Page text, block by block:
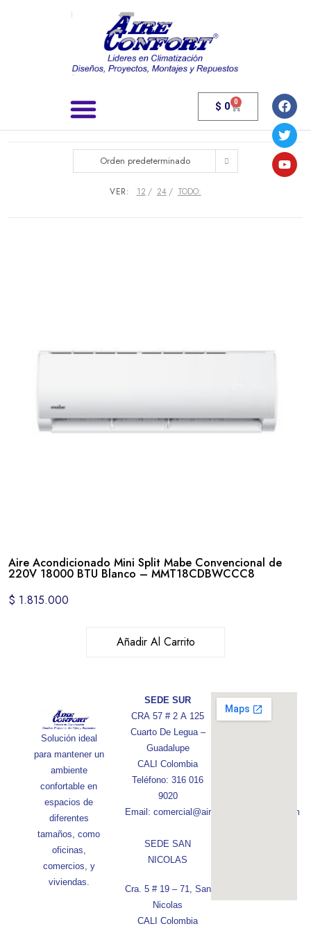
$ 0 0
Orden predeterminado
VER: 12 24 TODO:
Aire Acondicionado Mini Split Mabe Convencional de
220V 18000 BTU Blanco – MMT18CDBWCCC8
$ 1.815.000
Añadir Al Carrito
Solución ideal
para mantener un
ambiente
confortable en
espacios de
diferentes
tamaños, como
oficinas,
comercios, y
viviendas.
SEDE SUR
CRA 57 # 2 A 125
Cuarto De Legua –
Guadalupe
CALI Colombia
Teléfono: 316 016
9020
Email: comercial@aireconfortcolombia.com
SEDE SAN
NICOLAS
Cra. 5 # 19 – 71, San
Nicolas
CALI Colombia